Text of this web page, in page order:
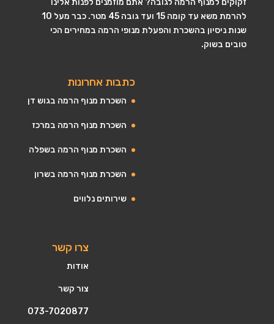
זקוקים למנוף הרמה לגובה? אתם מוזמנים לפנות אלינו
להרמת משא עד קומה 15 ועד גובה 45 מטר. כבר מעל 10
שנות ניסיון בהשכרת והפעלת מנופי הרמה במחירים הכי
טובים בשוק.
כתבות אחרונות
השכרת מנוף הרמה בגוש דן
השכרת מנוף הרמה במרכז
השכרת מנוף הרמה בשפלה
השכרת מנוף הרמה בשרון
שירותים נלווים
צרו קשר
אודות
צור קשר
073-7020877